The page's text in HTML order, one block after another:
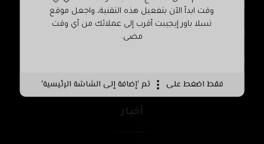
وقت ابدأ الآن بتفعيل هذه التقنية، واجعل موقع
تسلا باور إيجيبت أقرب إلى عملائك من أي وقت
مضى.
فقط اضغط على ثم 'إضافة إلى الشاشة الرئيسية'
sales@tesla-egypt.com
www.tesla-egypt.com
أخبار